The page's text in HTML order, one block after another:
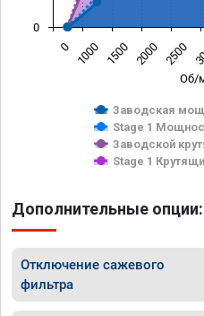
Об/
Заводская
Stage 1
Заводской
Stage 1
0 1000 1500 2000 2500
0
Дополнительные опции:
Отключение сажевого
фильтра